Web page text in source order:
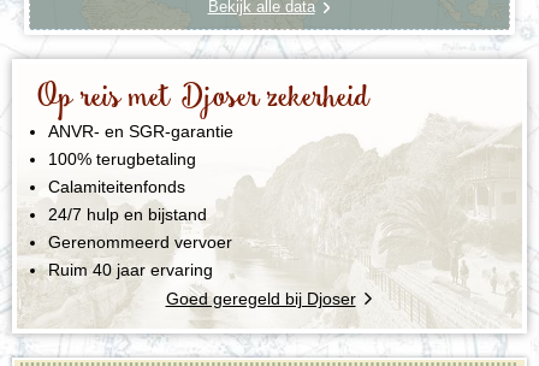
Bekijk alle data
Op reis met Djoser zekerheid
ANVR- en SGR-garantie
100% terugbetaling
Calamiteitenfonds
24/7 hulp en bijstand
Gerenommeerd vervoer
Ruim 40 jaar ervaring
Goed geregeld bij Djoser